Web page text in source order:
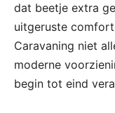
dat beetje extra
uitgeruste
Caravaning niet
moderne
begin tot eind